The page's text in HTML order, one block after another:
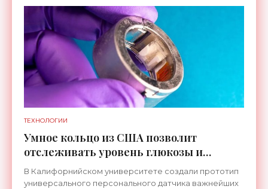
источников света,
ТЕХНОЛОГИИ
Умное кольцо из США позволит
отслеживать уровень глюкозы и
многих других веществ в крови -
«Технологии»
В Калифорнийском университете создали прототип
универсального персонального датчика важнейших